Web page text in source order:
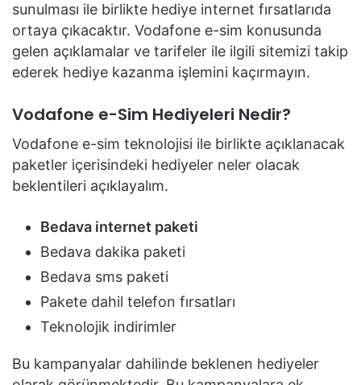
sunulması ile birlikte hediye internet fırsatlarıda
ortaya çıkacaktır. Vodafone e-sim konusunda
gelen açıklamalar ve tarifeler ile ilgili sitemizi takip
ederek hediye kazanma işlemini kaçırmayın.
Vodafone e-Sim Hediyeleri Nedir?
Vodafone e-sim teknolojisi ile birlikte açıklanacak
paketler içerisindeki hediyeler neler olacak
beklentileri açıklayalım.
Bedava internet paketi
Bedava dakika paketi
Bedava sms paketi
Pakete dahil telefon fırsatları
Teknolojik indirimler
Bu kampanyalar dahilinde beklenen hediyeler